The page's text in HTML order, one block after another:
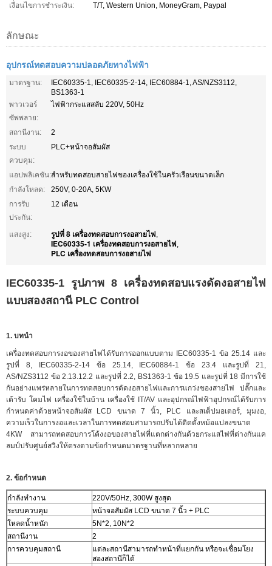
เงื่อนไขการชำระเงิน:
T/T, Western Union, MoneyGram, Paypal
ลักษณะ
อุปกรณ์ทดสอบความปลอดภัยทางไฟฟ้า
มาตรฐาน:
IEC60335-1, IEC60335-2-14, IEC60884-1, AS/NZS3112,
BS1363-1
พาวเวอร์
ซัพพลาย:
ไฟฟ้ากระแสสลับ 220V, 50Hz
สถานีงาน:
2
ระบบ
ควบคุม:
PLC+หน้าจอสัมผัส
แอปพลิเคชัน:สำหรับทดสอบสายไฟของเครื่องใช้ในครัวเรือนขนาดเล็ก
กำลังโหลด:
250V, 0-20A, 5KW
การรับ
ประกัน:
12 เดือน
แสงสูง: รูปที่ 8 เครื่องทดสอบการงอสายไฟ,
IEC60335-1 เครื่องทดสอบการงอสายไฟ,
PLC เครื่องทดสอบการงอสายไฟ
IEC60335-1 รูปภาพ 8 เครื่องทดสอบแรงดัดงอสายไฟ
แบบสองสถานี PLC Control
1. บทนำ
เครื่องทดสอบการงอของสายไฟได้รับการออกแบบตาม IEC60335-1 ข้อ 25.14 และ
รูปที่ 8, IEC60335-2-14 ข้อ 25.14, IEC60884-1 ข้อ 23.4 และรูปที่ 21,
AS/NZS3112 ข้อ 2.13.12.2 และรูปที่ 2.2, BS1363-1 ข้อ 19.5 และรูปที่ 18 มีการใช้
กันอย่างแพร่หลายในการทดสอบการดัดงอสายไฟและการแกว่งของสายไฟ ปลั๊กและ
เต้ารับ โคมไฟ เครื่องใช้ในบ้าน เครื่องใช้ IT/AV และอุปกรณ์ไฟฟ้าอุปกรณ์ได้รับการ
กำหนดค่าด้วยหน้าจอสัมผัส LCD ขนาด 7 นิ้ว, PLC และสเต็ปมอเตอร์, มุมงอ,
ความเร็วในการงอและเวลาในการทดสอบสามารถปรับได้ติดตั้งหม้อแปลงขนาด
4KW สามารถทดสอบการโค้งงอของสายไฟที่แตกต่างกันด้วยกระแสไฟที่ต่างกันแค
ลมป์ปรับศูนย์สวิงให้ตรงตามข้อกำหนดมาตรฐานที่หลากหลาย
2. ข้อกำหนด
กำลังทำงาน
220V/50Hz, 300W สูงสุด
ระบบควบคุม
หน้าจอสัมผัส LCD ขนาด 7 นิ้ว + PLC
โหลดน้ำหนัก
5N*2, 10N*2
สถานีงาน
2
การควบคุมสถานี
แต่ละสถานีสามารถทำหน้าที่แยกกัน หรือจะเชื่อมโยง
สองสถานีก็ได้